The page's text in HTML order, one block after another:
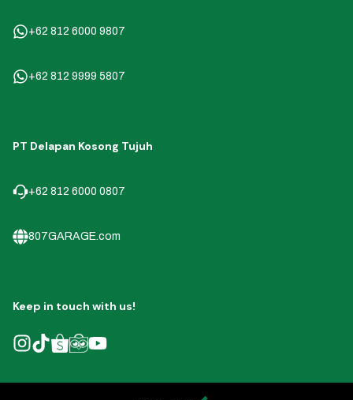
+62 812 6000 9807
+62 812 9999 5807
PT Delapan Kosong Tujuh
+62 812 6000 0807
807GARAGE.com
Keep in touch with us!